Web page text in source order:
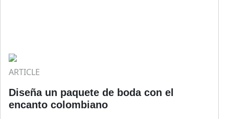
ARTICLE
Diseña un paquete de boda con el
encanto colombiano